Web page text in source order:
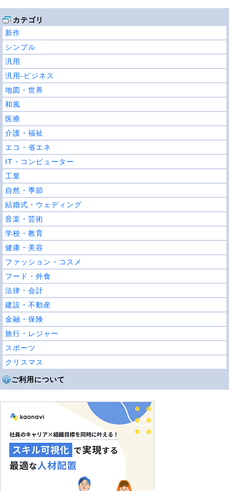
カテゴリ
新作
シンプル
汎用
汎用-ビジネス
地図・世界
和風
医療
介護・福祉
エコ・省エネ
IT・コンピューター
工業
自然・季節
結婚式・ウェディング
音楽・芸術
学校・教育
健康・美容
ファッション・コスメ
フード・外食
法律・会計
建設・不動産
金融・保険
旅行・レジャー
スポーツ
クリスマス
ご利用について